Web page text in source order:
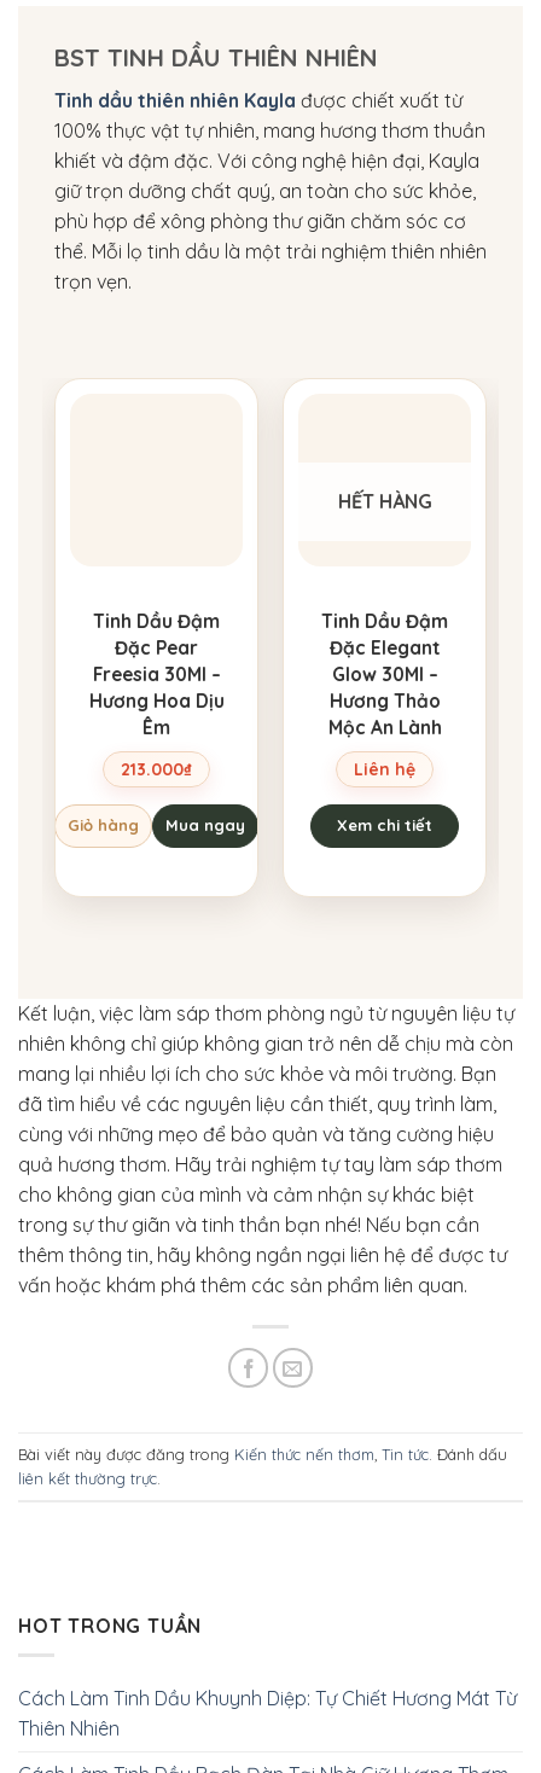
BST TINH DẦU THIÊN NHIÊN
Tinh dầu thiên nhiên Kayla được chiết xuất từ
100% thực vật tự nhiên, mang hương thơm thuần
khiết và đậm đặc. Với công nghệ hiện đại, Kayla
giữ trọn dưỡng chất quý, an toàn cho sức khỏe,
phù hợp để xông phòng thư giãn chăm sóc cơ
thể. Mỗi lọ tinh dầu là một trải nghiệm thiên nhiên
trọn vẹn.
Tinh Dầu Đậm
Đặc Pear
Freesia 30Ml –
Hương Hoa Dịu
Êm
213.000₫
Giỏ hàng Mua ngay
HẾT HÀNG
Tinh Dầu Đậm
Đặc Elegant
Glow 30Ml –
Hương Thảo
Mộc An Lành
Liên hệ
Xem chi tiết
Kết luận, việc làm sáp thơm phòng ngủ từ nguyên liệu tự
nhiên không chỉ giúp không gian trở nên dễ chịu mà còn
mang lại nhiều lợi ích cho sức khỏe và môi trường. Bạn
đã tìm hiểu về các nguyên liệu cần thiết, quy trình làm,
cùng với những mẹo để bảo quản và tăng cường hiệu
quả hương thơm. Hãy trải nghiệm tự tay làm sáp thơm
cho không gian của mình và cảm nhận sự khác biệt
trong sự thư giãn và tinh thần bạn nhé! Nếu bạn cần
thêm thông tin, hãy không ngần ngại liên hệ để được tư
vấn hoặc khám phá thêm các sản phẩm liên quan.
Bài viết này được đăng trong Kiến thức nến thơm Tin tức . Đánh dấu
liên kết thường trực
HOT TRONG TUẦN
Cách Làm Tinh Dầu Khuynh Diệp: Tự Chiết Hương Mát Từ
Thiên Nhiên